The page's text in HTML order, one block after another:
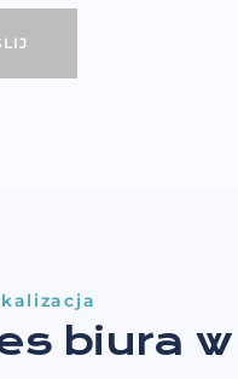
produktach, usługach i
dokonanego przed jej
biura